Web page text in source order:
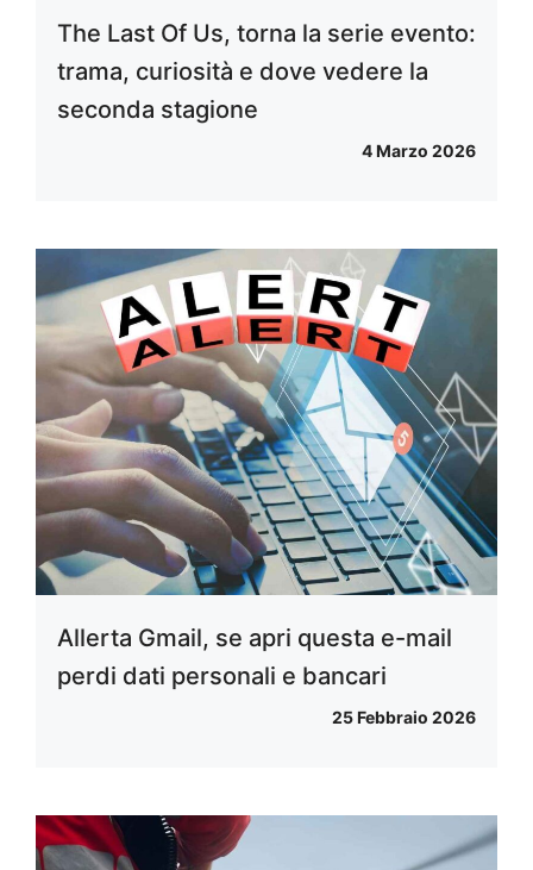
The Last Of Us, torna la serie evento:
trama, curiosità e dove vedere la
seconda stagione
4 Marzo 2026
Allerta Gmail, se apri questa e-mail
perdi dati personali e bancari
25 Febbraio 2026